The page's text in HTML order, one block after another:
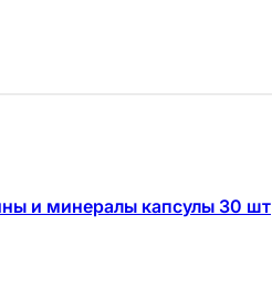
и минералы капсулы 30 шт